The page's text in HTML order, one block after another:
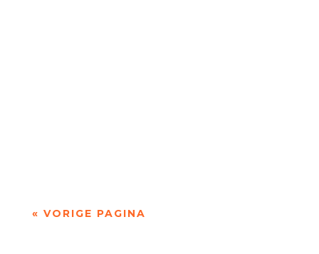
« VORIGE PAGINA